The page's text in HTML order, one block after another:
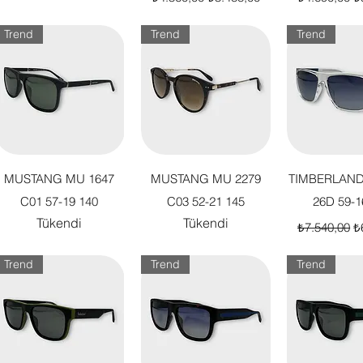
Hızlı Bakış
Trend
MUSTANG MU 1647
C01 57-19 140
Tükendi
Hızlı Bakış
Trend
MUSTANG MU 2279
C03 52-21 145
Tükendi
Hızlı
Trend
26D 59-
Normal
₺7.540,00
Trend Trend Trend